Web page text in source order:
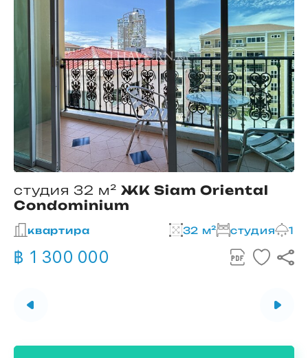
студия 32 м² ЖК Siam Oriental
Condominium
квартира 32 м² студия 1
฿ 1 300 000